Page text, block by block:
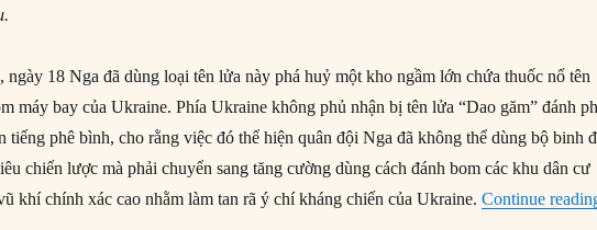
ngày 18 Nga đã dùng loại tên lửa này phá huỷ một kho ngầm lớn chứa thuốc nổ tên
máy bay của Ukraine. Phía Ukraine không phủ nhận bị tên lửa “Dao găm” đánh
tiếng phê bình, cho rằng việc đó thể hiện quân đội Nga đã không thể dùng bộ binh
chiến lược mà phải chuyển sang tăng cường dùng cách đánh bom các khu dân cư
khí chính xác cao nhằm làm tan rã ý chí kháng chiến của Ukraine.Continue